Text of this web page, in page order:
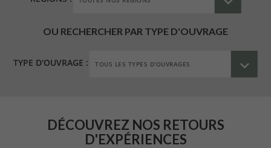
OU RECHERCHER PAR TYPE D'OUVRAGE
TYPE D'OUVRAGE :
DÉCOUVREZ NOS RETOURS
D'EXPÉRIENCES